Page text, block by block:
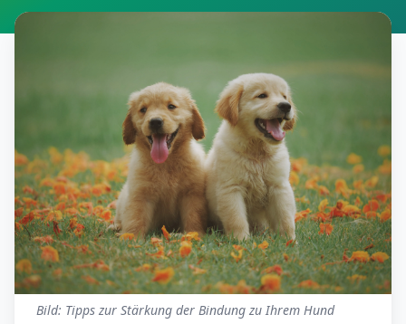
Bild: Tipps zur Stärkung der Bindung zu Ihrem Hund